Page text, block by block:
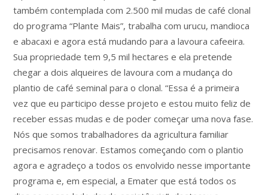
também contemplada com 2.500 mil mudas de café clonal
do programa “Plante Mais”, trabalha com urucu, mandioca
e abacaxi e agora está mudando para a lavoura cafeeira.
Sua propriedade tem 9,5 mil hectares e ela pretende
chegar a dois alqueires de lavoura com a mudança do
plantio de café seminal para o clonal. “Essa é a primeira
vez que eu participo desse projeto e estou muito feliz de
receber essas mudas e de poder começar uma nova fase.
Nós que somos trabalhadores da agricultura familiar
precisamos renovar. Estamos começando com o plantio
agora e agradeço a todos os envolvido nesse importante
programa e, em especial, a Emater que está todos os